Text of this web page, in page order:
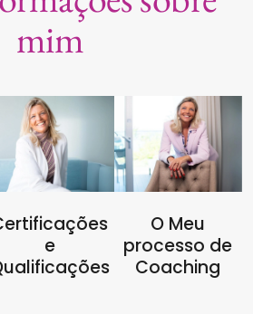
mim
e
O Meu
processo de
Coaching